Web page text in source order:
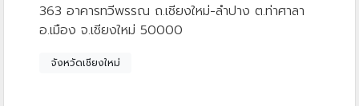
363 อาคารทวีพรรณ ถ.เชียงใหม่-ลำปาง ต.ท่าศาลา
อ.เมือง จ.เชียงใหม่ 50000
จังหวัดเชียงใหม่